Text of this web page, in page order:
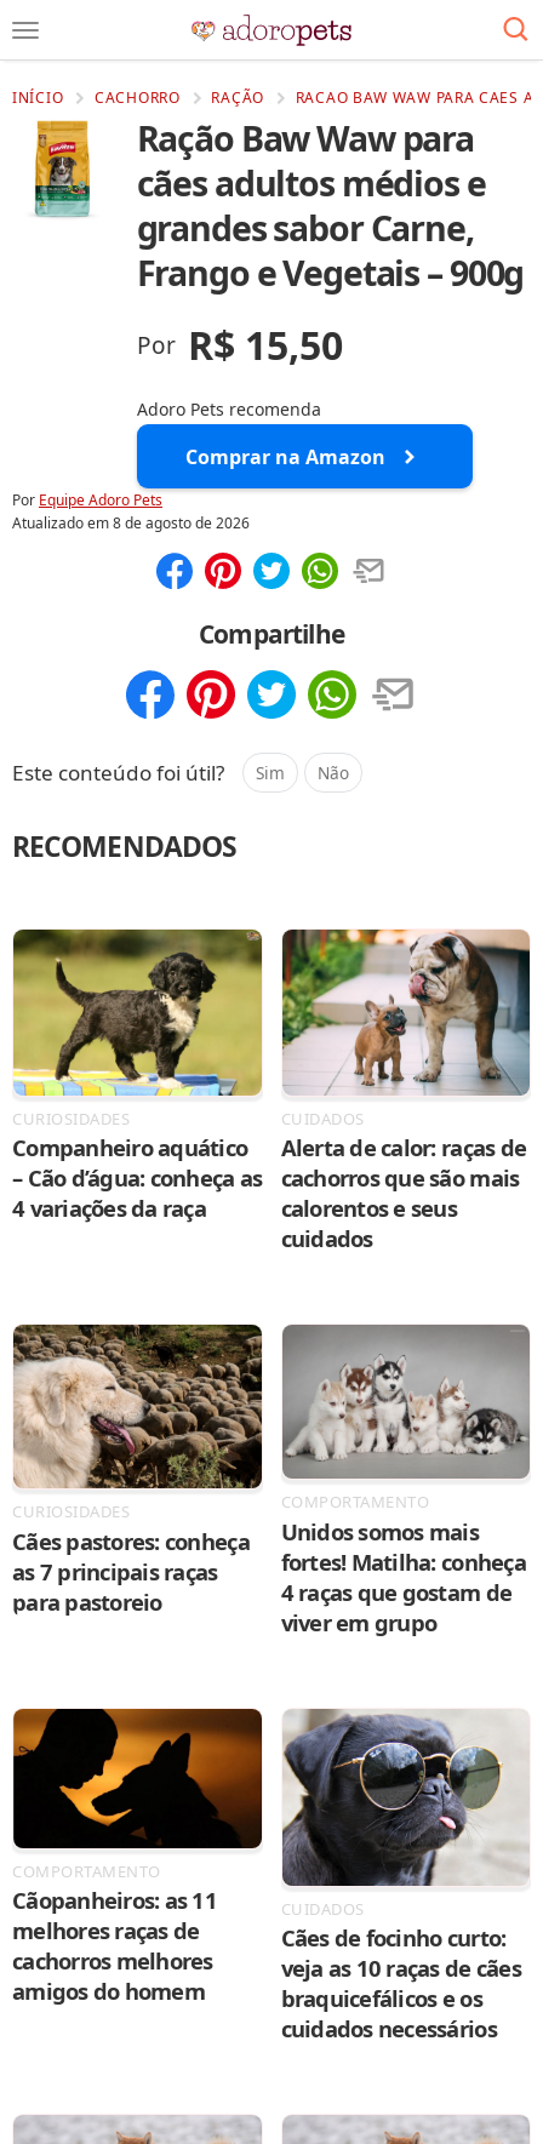
INÍCIO CACHORRO RAÇÃO RACAO BAW WAW PARA CAES
Ração Baw Waw para
cães adultos médios e
grandes sabor Carne,
Frango e Vegetais – 900g
Por R$ 15,50
Adoro Pets recomenda
Comprar na Amazon
Por Equipe Adoro Pets
Atualizado em8 de agosto de 2026
Compartilhe
Este conteúdo foi útil? Sim Não
RECOMENDADOS
CURIOSIDADES
Companheiro aquático
– Cão d’água: conheça as
4 variações da raça
CUIDADOS
Alerta de calor: raças de
cachorros que são mais
calorentos e seus
cuidados
CURIOSIDADES
Cães pastores: conheça
as 7 principais raças
para pastoreio
COMPORTAMENTO
Unidos somos mais
fortes! Matilha: conheça
4 raças que gostam de
viver em grupo
COMPORTAMENTO
Cãopanheiros: as 11
melhores raças de
cachorros melhores
amigos do homem
CUIDADOS
Cães de focinho curto:
veja as 10 raças de cães
braquicefálicos e os
cuidados necessários